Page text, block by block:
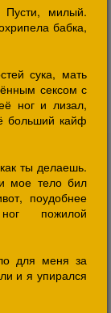
милый.
бабка,
сука, мать
сексом с
ног и лизал,
больший кайф
ты делаешь.
мое тело бил
поудобнее
пожилой
для меня за
и я упирался